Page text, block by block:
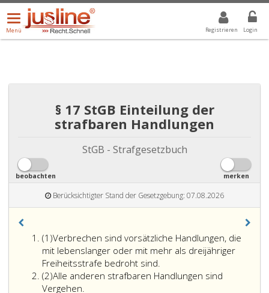
Registrieren Login
Menü
öffnen/schließen
Menü
ALLE DROPDOWN: GEWÄHLTER WERT IST ALLE
§ 17 StGB Einteilung der
strafbaren Handlungen
StGB - Strafgesetzbuch
beobachten merken
Berücksichtigter Stand der Gesetzgebung: 07.08.2026
(1)Absatz
eins
Verbrechen sind vorsätzliche Handlungen, die
mit lebenslanger oder mit mehr als dreijähriger
Freiheitsstrafe bedroht sind.
(2)Absatz
2
Alle anderen strafbaren Handlungen sind
Vergehen.